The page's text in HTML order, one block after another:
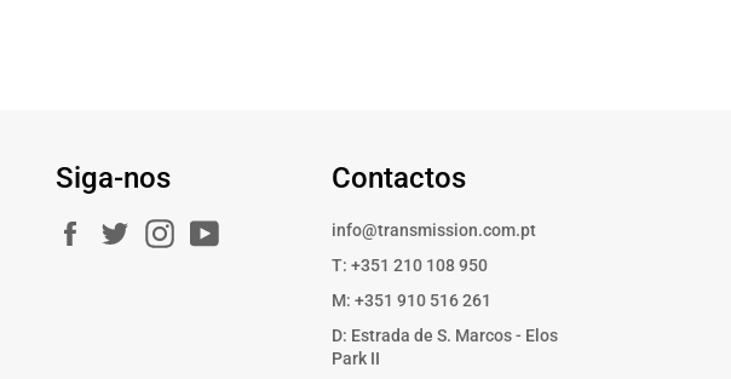
Siga-nos
FacebookTwitterInstagram
Contactos
info@transmission.com.pt
T: +351 210 108 950
M: +351 910 516 261
D: Estrada de S. Marcos - Elos
Park II